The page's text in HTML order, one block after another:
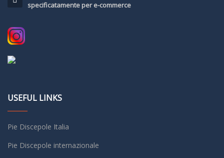
specificatamente per e-commerce
USEFUL LINKS
Pie Discepole Italia
Pie Discepole internazionale